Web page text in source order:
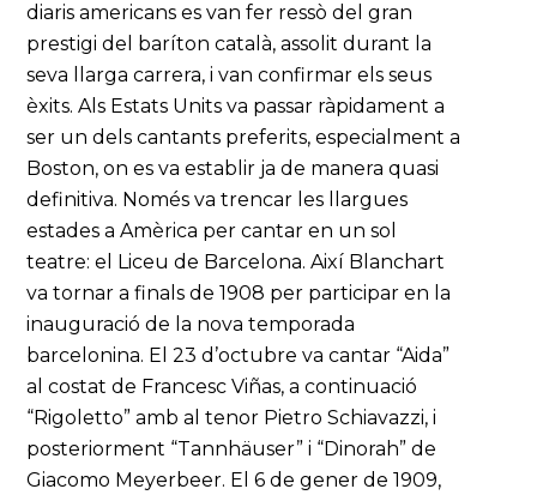
diaris americans es van fer ressò del gran
prestigi del baríton català, assolit durant la
seva llarga carrera, i van confirmar els seus
èxits. Als Estats Units va passar ràpidament a
ser un dels cantants preferits, especialment a
Boston, on es va establir ja de manera quasi
definitiva. Només va trencar les llargues
estades a Amèrica per cantar en un sol
teatre: el Liceu de Barcelona. Així Blanchart
va tornar a finals de 1908 per participar en la
inauguració de la nova temporada
barcelonina. El 23 d’octubre va cantar “Aida”
al costat de Francesc Viñas, a continuació
“Rigoletto” amb al tenor Pietro Schiavazzi, i
posteriorment “Tannhäuser” i “Dinorah” de
Giacomo Meyerbeer. El 6 de gener de 1909,